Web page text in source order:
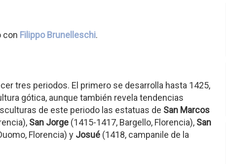
con Filippo Brunelleschi.
tres periodos. El primero se desarrolla hasta 1425,
gótica, aunque también revela tendencias
de este periodo las estatuas de San Marcos
San Jorge (1415-1417, Bargello, Florencia), San
Florencia) y Josué (1418, campanile de la